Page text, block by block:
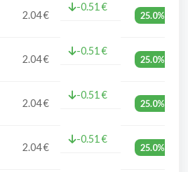
2.04 €
-0.51 €
25.0%
2.04 €
-0.51 €
25.0%
2.04 €
-0.51 €
25.0%
2.04 €
-0.51 €
25.0%